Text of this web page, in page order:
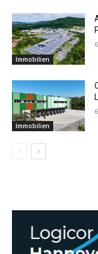
Immobilien
Immobilien